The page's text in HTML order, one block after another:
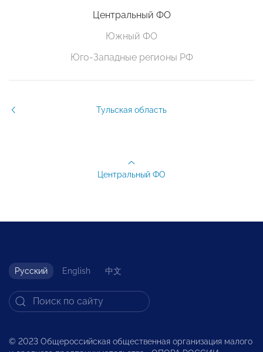
Центральный ФО
Южный ФО
Юго-Западные регионы РФ
Тульская область
Центральный ФО
Русский English 中文
© 2023 Общероссийская общественная организация малого